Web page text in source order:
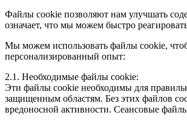
Файлы cookie позволяют нам улучшать
означает, что мы можем быстро
Мы можем использовать файлы cookie,
персонализированный опыт:
2.1. Необходимые файлы cookie:
Эти файлы cookie необходимы для
защищенным областям. Без этих файлов
вредоносной активности. Сеансовые